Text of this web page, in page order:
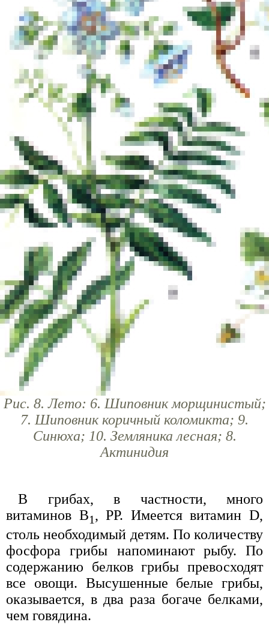
Рис. 8. Лето: 6. Шиповник морщинистый;
7. Шиповник коричный коломикта; 9.
Синюха; 10. Земляника лесная; 8.
Актинидия
В грибах, в частности, много
витаминов B1, PP. Имеется витамин D,
столь необходимый детям. По количеству
фосфора грибы напоминают рыбу. По
содержанию белков грибы превосходят
все овощи. Высушенные белые грибы,
оказывается, в два раза богаче белками,
чем говядина.